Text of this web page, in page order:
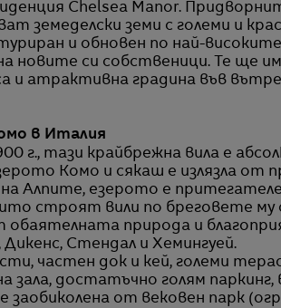
Chelsea Manor.
земеделски земи с големи и
и обновен по най-
новите си собственици. Те ще
и атрактивна градина във
в Италия
г., тази крайбрежна вила е
Комо и сякаш е излязла от
Алпите, езерото е
строят вили по бреговете
обаятелната природа и
Стендал и Хемингуей.
частен док и кей, големи
зала, достатъчно голям
заобиколена от вековен парк